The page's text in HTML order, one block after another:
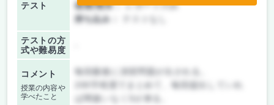
テスト
後期/期末：レポートのみ
持ち込み：
テストの方
式や難易度
コメント
授業の内容や
学べたこと
毎回最後に演習問題が出される。
200字程度でまとめて、毎回提出していれ
ば間違いなくSが来る。